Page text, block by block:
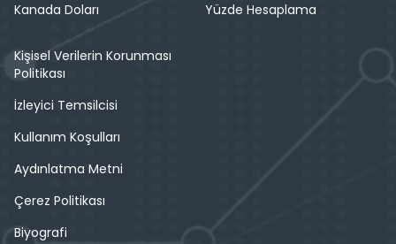
Kanada Doları
Yüzde Hesaplama
Kişisel Verilerin Korunması
Politikası
İzleyici Temsilcisi
Kullanım Koşulları
Aydınlatma Metni
Çerez Politikası
Biyografi